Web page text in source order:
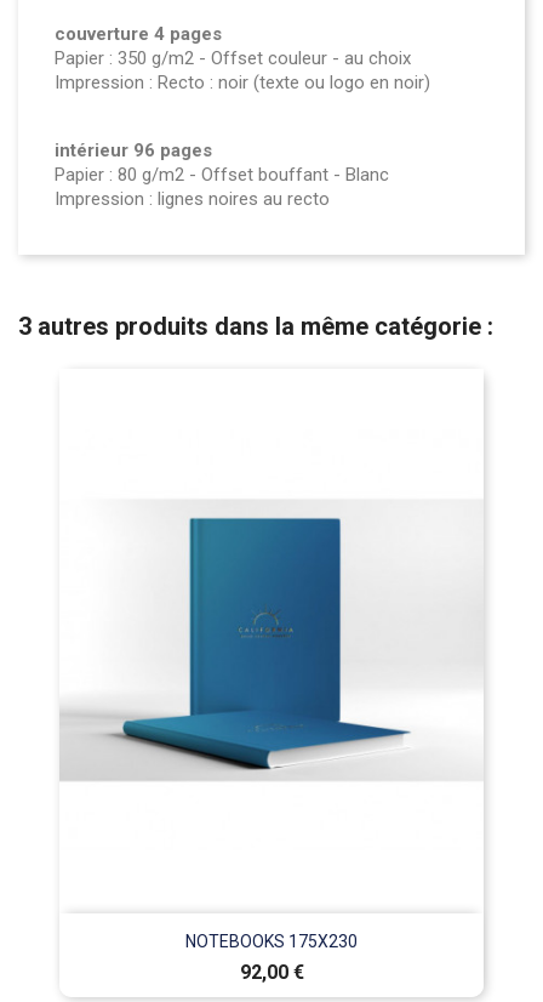
couverture 4 pages
Papier : 350 g/m2 - Offset couleur - au choix
Impression : Recto : noir (texte ou logo en noir)
intérieur 96 pages
Papier : 80 g/m2 - Offset bouffant - Blanc
Impression : lignes noires au recto
3 autres produits dans la même catégorie :
NOTEBOOKS 175X230
Prix
92,00 €